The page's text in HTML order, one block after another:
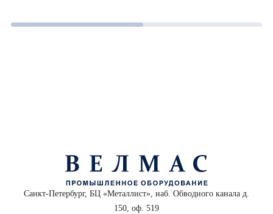
Санкт-Петербург, БЦ «Металлист», наб. Обводного канала д.
150, оф. 519